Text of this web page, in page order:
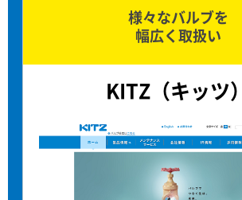
様々なバルブを
幅広く取扱い
KITZ（キッツ）